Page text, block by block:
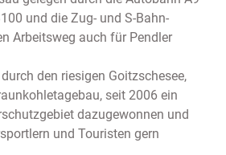
und die Zug- und S-Bahn-
Arbeitsweg auch für Pendler
den riesigen Goitzschesee,
seit 2006 ein
dazugewonnen und
und Touristen gern